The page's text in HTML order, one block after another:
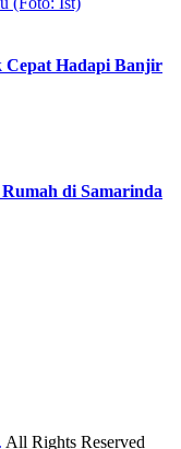
Cepat Hadapi Banjir
di Samarinda
All Rights Reserved